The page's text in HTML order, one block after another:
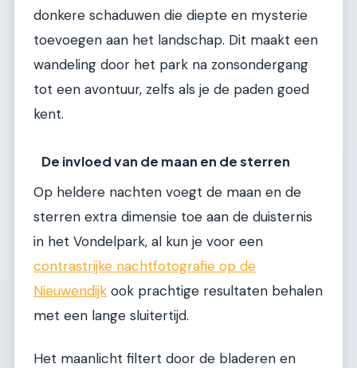
donkere schaduwen die diepte en mysterie
toevoegen aan het landschap. Dit maakt een
wandeling door het park na zonsondergang
tot een avontuur, zelfs als je de paden goed
kent.
De invloed van de maan en de sterren
Op heldere nachten voegt de maan en de
sterren extra dimensie toe aan de duisternis
in het Vondelpark, al kun je voor een
contrastrijke nachtfotografie op de
Nieuwendijk ook prachtige resultaten behalen
met een lange sluitertijd.
Het maanlicht filtert door de bladeren en